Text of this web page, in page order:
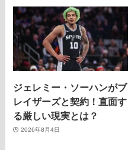
ジェレミー・ソーハンがブ
レイザーズと契約！直面す
る厳しい現実とは？
2026年8月4日